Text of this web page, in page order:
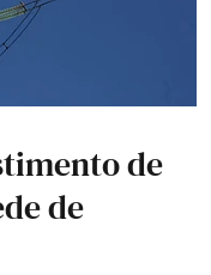
de
de